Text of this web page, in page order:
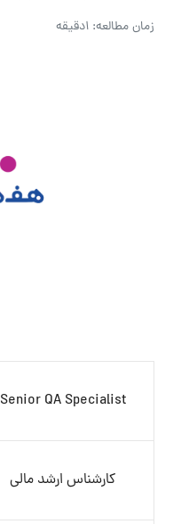
زمان مطالعه: 1دقیقه
Senior QA Specialist
کارشناس ارشد مالی